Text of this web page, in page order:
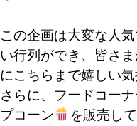
この企画は大変な人
い行列ができ、皆さ
にこちらまで嬉しい
さらに、フードコー
プコーン
を販売し